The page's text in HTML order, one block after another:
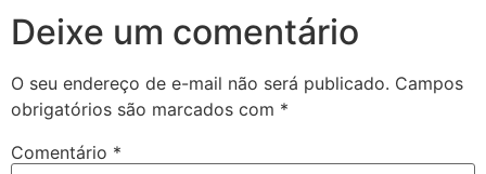
Deixe um comentário
O seu endereço de e-mail não será publicado. Campos
obrigatórios são marcados com *
Comentário *